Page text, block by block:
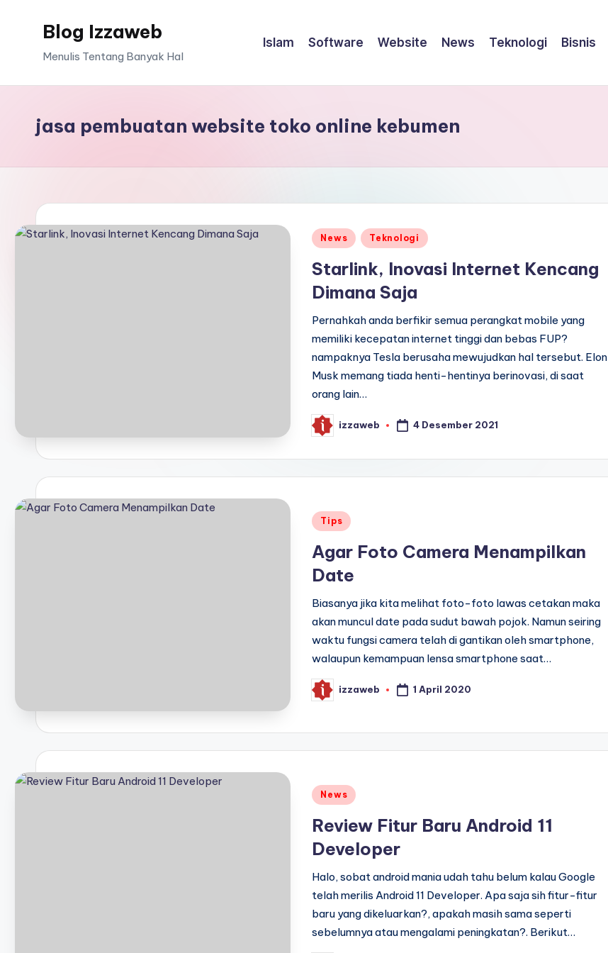
Blog Izzaweb
Menulis Tentang Banyak Hal
Islam Software Website News Teknologi Bisnis
jasa pembuatan website toko online kebumen
Posted
News Teknologi
Starlink, Inovasi Internet Kencang
Dimana Saja
Pernahkah anda berfikir semua perangkat mobile yang
memiliki kecepatan internet tinggi dan bebas FUP?
nampaknya Tesla berusaha mewujudkan hal tersebut. Elon
Musk memang tiada henti-hentinya berinovasi, di saat
orang lain…
Posted
by
izzaweb 4 Desember 2021
Posted
Tips
Agar Foto Camera Menampilkan
Date
Biasanya jika kita melihat foto-foto lawas cetakan maka
akan muncul date pada sudut bawah pojok. Namun seiring
waktu fungsi camera telah di gantikan oleh smartphone,
walaupun kemampuan lensa smartphone saat…
Posted
by
izzaweb 1 April 2020
Posted
News
Review Fitur Baru Android 11
Developer
Halo, sobat android mania udah tahu belum kalau Google
telah merilis Android 11 Developer. Apa saja sih fitur-fitur
baru yang dikeluarkan?, apakah masih sama seperti
sebelumnya atau mengalami peningkatan?. Berikut…